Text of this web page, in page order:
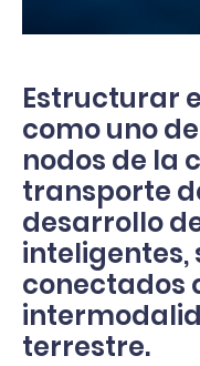
Estructurar
como uno
nodos de la
transporte
desarrollo
inteligentes,
conectados
terrestre.